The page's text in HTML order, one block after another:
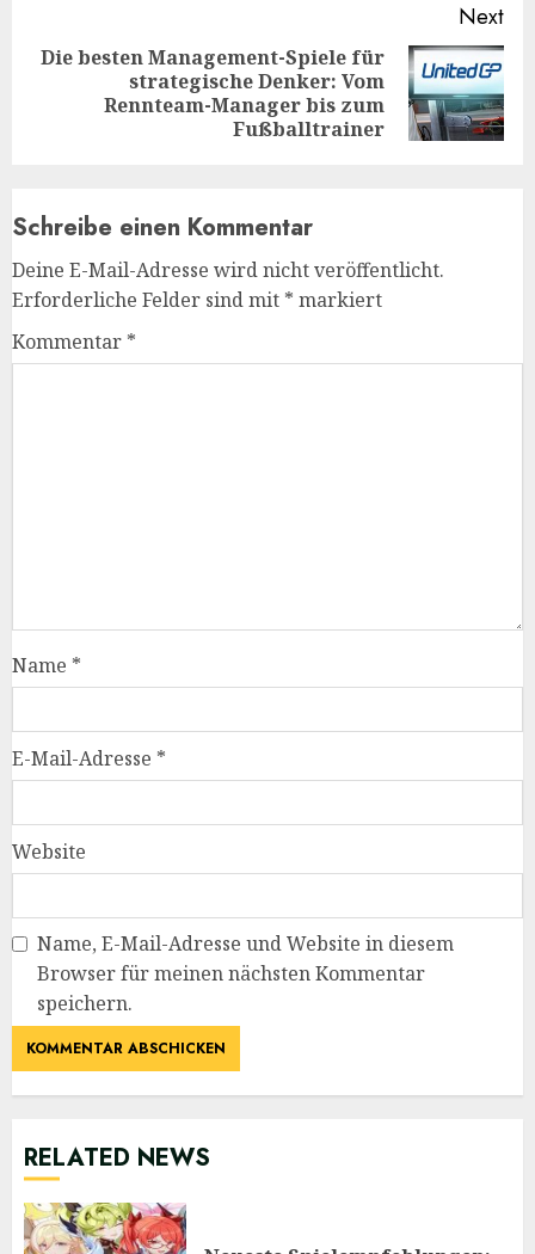
Next
Die besten Management-Spiele für
strategische Denker: Vom
Rennteam-Manager bis zum
Fußballtrainer
Schreibe einen Kommentar
Deine E-Mail-Adresse wird nicht veröffentlicht.
Erforderliche Felder sind mit * markiert
Kommentar *
Name *
E-Mail-Adresse *
Website
Name, E-Mail-Adresse und Website in diesem
Browser für meinen nächsten Kommentar
speichern.
RELATED NEWS